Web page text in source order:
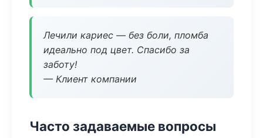
Лечили кариес — без боли, пломба
идеально под цвет. Спасибо за
заботу!
— Клиент компании
Часто задаваемые вопросы